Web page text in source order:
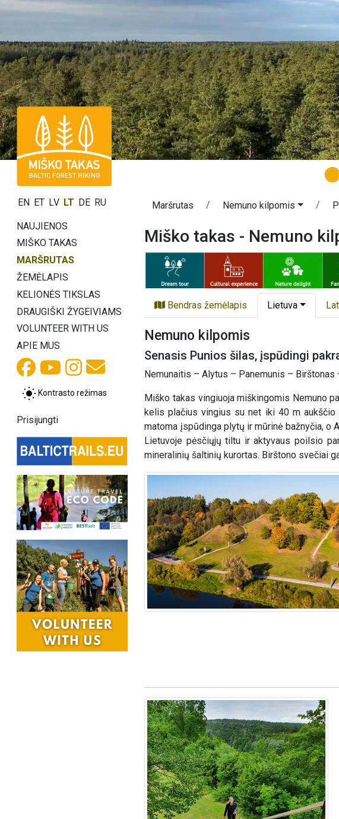
EN ET LV LT DE RU
NAUJIENOS
MIŠKO TAKAS
MARŠRUTAS
ŽEMĖLAPIS
KELIONĖS TIKSLAS
DRAUGIŠKI ŽYGEIVIAMS
VOLUNTEER WITH US
APIE MUS
Kontrasto režimas
Prisijungti
Maršrutas Nemuno kilpomis
Miško takas - Nemuno
Bendras žemėlapis Lietuva
Nemuno kilpomis
Senasis Punios šilas, įspūdingi
Nemunaitis – Alytus – Panemunis –
Miško takas vingiuoja miškingomis Nemuno
kelis plačius vingius su net iki 40 m aukščio
matoma įspūdinga plytų ir mūrinė bažnyčia, o
Lietuvoje pėsčiųjų tiltu ir aktyvaus poilsio
mineralinių šaltinių kurortas. Birštono svečiai